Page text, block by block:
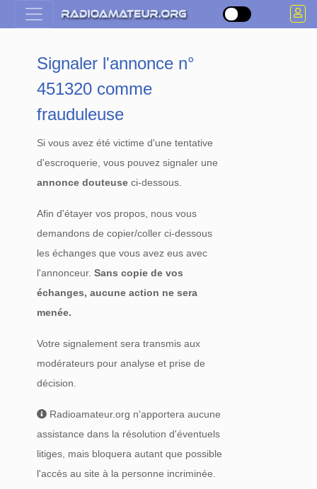
Signaler l'annonce n°
451320 comme
frauduleuse
Si vous avez été victime d'une tentative
d'escroquerie, vous pouvez signaler une
annonce douteuse ci-dessous.
Afin d'étayer vos propos, nous vous
demandons de copier/coller ci-dessous
les échanges que vous avez eus avec
l'annonceur.Sans copie de vos
échanges, aucune action ne sera
menée.
Votre signalement sera transmis aux
modérateurs pour analyse et prise de
décision.
Radioamateur.org n'apportera aucune
assistance dans la résolution d'éventuels
litiges, mais bloquera autant que possible
l'accès au site à la personne incriminée.